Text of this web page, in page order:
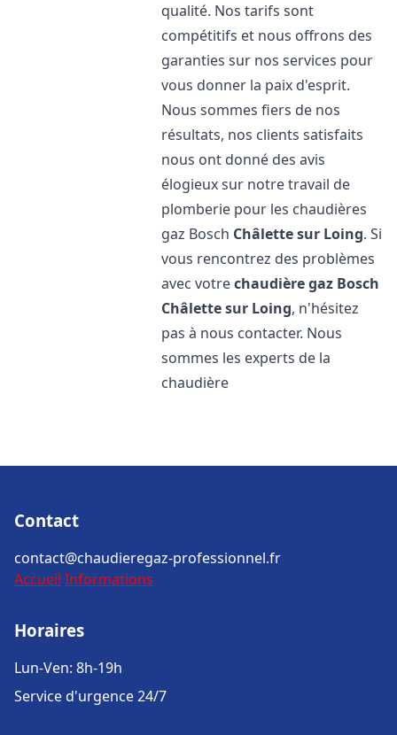
qualité. Nos tarifs sont
compétitifs et nous offrons des
garanties sur nos services pour
vous donner la paix d'esprit.
Nous sommes fiers de nos
résultats, nos clients satisfaits
nous ont donné des avis
élogieux sur notre travail de
plomberie pour les chaudières
gaz Bosch Châlette sur Loing. Si
vous rencontrez des problèmes
avec votrechaudière gaz Bosch
Châlette sur Loing, n'hésitez
pas à nous contacter. Nous
sommes les experts de la
chaudière
Contact
contact@chaudieregaz-professionnel.fr
Accueil Informations
Horaires
Lun-Ven: 8h-19h
Service d'urgence 24/7